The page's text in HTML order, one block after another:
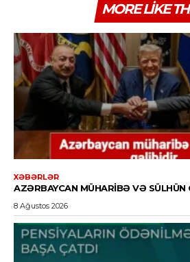
MORE LIKE
XƏBƏRLƏR
AZƏRBAYCAN MÜHARIBƏ VƏ SÜLHÜN
8 Ağustos 2026